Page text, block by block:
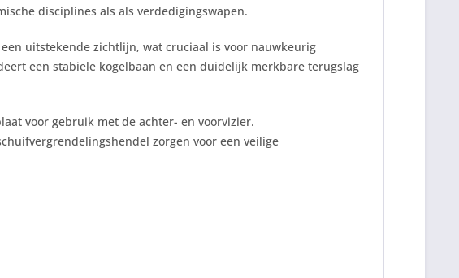
disciplines als als verdedigingswapen.
uitstekende zichtlijn, wat cruciaal is voor nauwkeurig
een stabiele kogelbaan en een duidelijk merkbare terugslag
voor gebruik met de achter- en voorvizier.
zorgen voor een veilige